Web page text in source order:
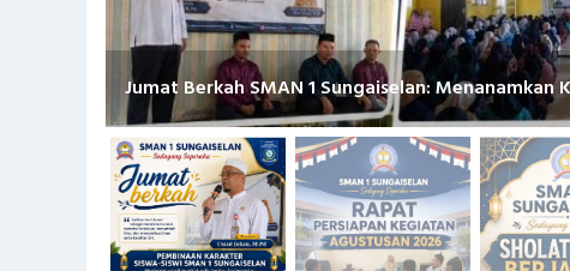
Jumat Berkah SMAN 1 Sungaiselan: